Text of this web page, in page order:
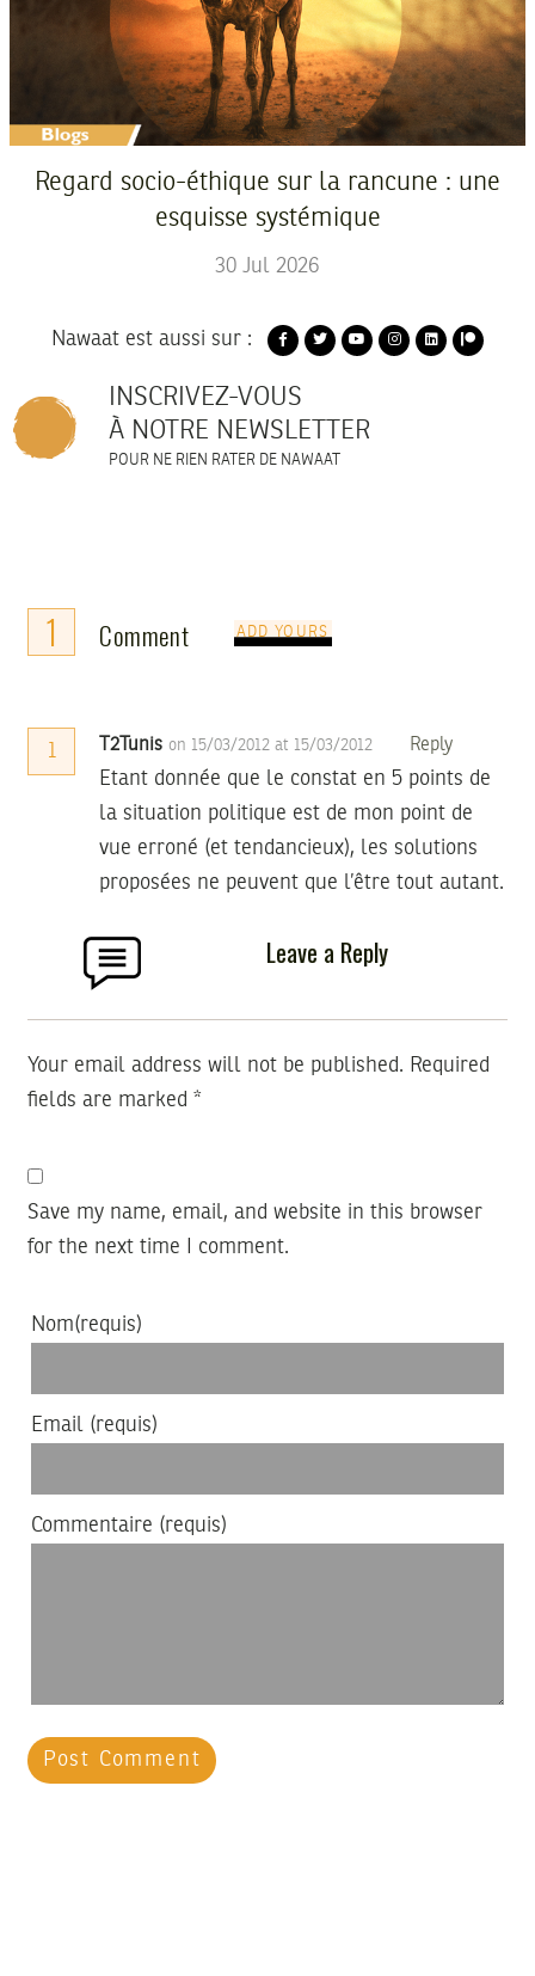
Regard socio-éthique sur la rancune : une
esquisse systémique
30 Jul 2026
Nawaat est aussi sur :
INSCRIVEZ-VOUS
À NOTRE NEWSLETTER
POUR NE RIEN RATER DE NAWAAT
1 Comment ADD YOURS
1 T2Tunis on 15/03/2012 at 15/03/2012 Reply
Etant donnée que le constat en 5 points de
la situation politique est de mon point de
vue erroné (et tendancieux), les solutions
proposées ne peuvent que l’être tout autant.
Leave a Reply
Your email address will not be published. Required
fields are marked *
Save my name, email, and website in this browser
for the next time I comment.
Nom(requis)
Email (requis)
Commentaire (requis)